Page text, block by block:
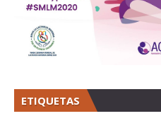
ETIQUETAS